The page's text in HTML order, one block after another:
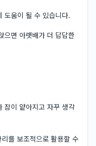
도움이 될 수 있습니다.
으면 아랫배가 더 답답한
잠이 얕아지고 자꾸 생각
를 보조적으로 활용할 수